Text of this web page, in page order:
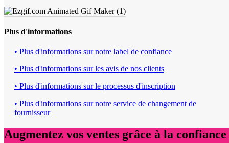
Plus d'informations
• Plus d'informations sur notre label de confiance
• Plus d'informations sur les avis de nos clients
• Plus d'informations sur le processus d'inscription
• Plus d'informations sur notre service de changement de
fournisseur
Augmentez vos ventes grâce à la confiance